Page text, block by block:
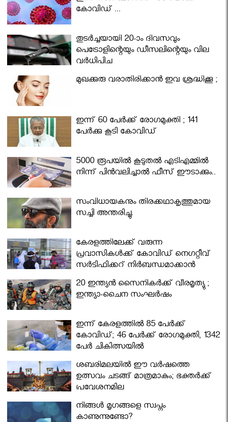
കോവിഡ് ...
തുടർച്ചയായി 20-ാം ദിവസവും
പെട്രോളിന്റെയും ഡീസലിന്റെയും വില
വര്‍ധിപ്പിച്ചു
മുഖക്കുരു വരാതിരിക്കാന്‍ ഇവ ശ്രദ്ധിക്കൂ ;
ഇന്ന് 60 പേർക്ക് രോഗമുക്തി ; 141
പേര്‍ക്കു കൂടി കോവിഡ്
5000 രൂപയിൽ കൂടുതൽ എടിഎമ്മിൽ
നിന്ന് പിൻവലിച്ചാൽ ഫീസ് ഈടാക്കും..
സംവിധായകനും തിരക്കഥാകൃത്തുമായ
സച്ചി അന്തരിച്ചു.
കേരളത്തിലേക്ക് വരുന്ന
പ്രവാസികള്‍ക്ക് കോവിഡ് നെഗറ്റീവ്
സര്‍ട്ടിഫിക്കറ്റ് നിർബന്ധമാക്കാൻ
മന്ത്രിസഭ
20 ഇന്ത്യൻ സൈനികർക്ക് വീരമൃത്യു ;
ഇന്ത്യാ-ചൈന സംഘർഷം
ഇന്ന് കേരളത്തിൽ 85 പേർക്ക്
കോവിഡ്; 46 പേർക്ക് രോഗമുക്തി, 1342
പേർ ചികിത്സയിൽ
ശബരിമലയില്‍ ഈ വർഷത്തെ
ഉത്സവം ചടങ്ങ് മാത്രമാകും; ഭക്തർക്ക്
പ്രവേശനമില്ല
നിങ്ങള്‍ മൃഗങ്ങളെ സ്വപ്നം
കാണുന്നുണ്ടോ?